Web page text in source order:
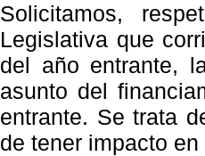
Solicitamos,
Legislativa que
del año entrante,
asunto del
entrante. Se trata
de tener impacto